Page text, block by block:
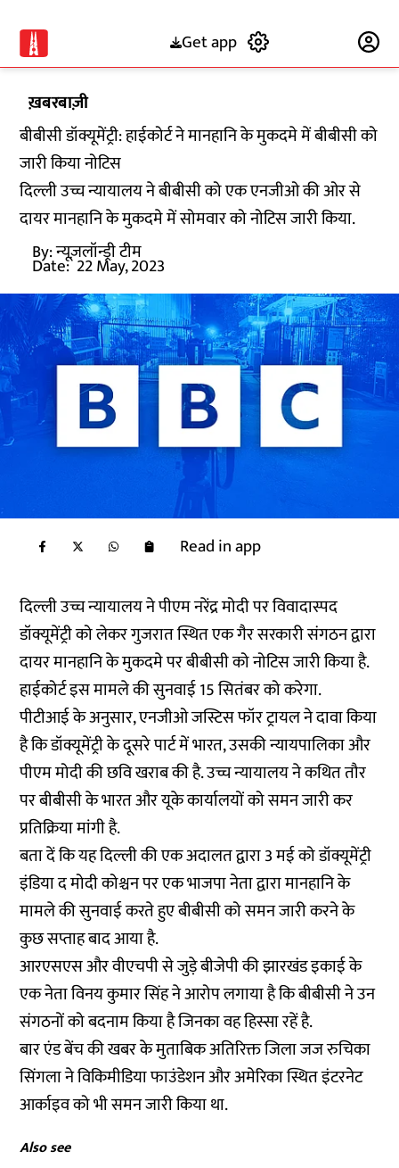
Get app
ख़बरबाज़ी
बीबीसी डॉक्यूमेंट्री: हाईकोर्ट ने मानहानि के मुकदमे में बीबीसी को
जारी किया नोटिस
दिल्ली उच्च न्यायालय ने बीबीसी को एक एनजीओ की ओर से
दायर मानहानि के मुकदमे में सोमवार को नोटिस जारी किया.
By:न्यूज़लॉन्ड्री टीम
Date: 22 May, 2023
Read in app
दिल्ली उच्च न्यायालय ने पीएम नरेंद्र मोदी पर विवादास्पद
डॉक्यूमेंट्री को लेकर गुजरात स्थित एक गैर सरकारी संगठन द्वारा
दायर मानहानि के मुकदमे पर बीबीसी को नोटिस जारी किया है.
हाईकोर्ट इस मामले की सुनवाई 15 सितंबर को करेगा.
पीटीआई के अनुसार, एनजीओ जस्टिस फॉर ट्रायल ने दावा किया
है कि डॉक्यूमेंट्री के दूसरे पार्ट में भारत, उसकी न्यायपालिका और
पीएम मोदी की छवि खराब की है. उच्च न्यायालय ने कथित तौर
पर बीबीसी के भारत और यूके कार्यालयों को समन जारी कर
प्रतिक्रिया मांगी है.
बता दें कि यह दिल्ली की एक अदालत द्वारा 3 मई को डॉक्यूमेंट्री
इंडिया द मोदी कोश्चन पर एक भाजपा नेता द्वारा मानहानि के
मामले की सुनवाई करते हुए बीबीसी को समन जारी करने के
कुछ सप्ताह बाद आया है.
आरएसएस और वीएचपी से जुड़े बीजेपी की झारखंड इकाई के
एक नेता विनय कुमार सिंह ने आरोप लगाया है कि बीबीसी ने उन
संगठनों को बदनाम किया है जिनका वह हिस्सा रहें है.
बार एंड बेंच की खबर के मुताबिक अतिरिक्त जिला जज रुचिका
सिंगला ने विकिमीडिया फाउंडेशन और अमेरिका स्थित इंटरनेट
आर्काइव को भी समन जारी किया था.
Also see